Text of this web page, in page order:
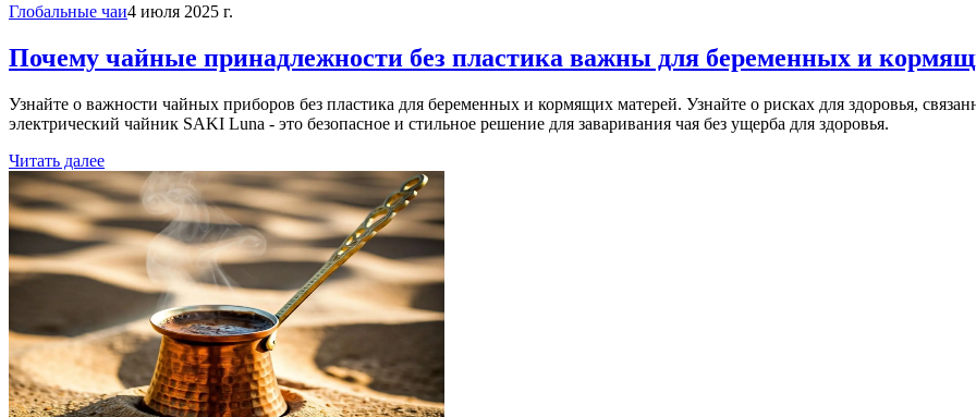
Глобальные чаи4 июля 2025 г.
Почему чайные принадлежности без пластика важны для беременных и
Узнайте о важности чайных приборов без пластика для беременных и кормящих матерей. Узнайте о рисках для здоровья,
электрический чайник SAKI Luna - это безопасное и стильное решение для заваривания чая без ущерба для здоровья.
Читать далее